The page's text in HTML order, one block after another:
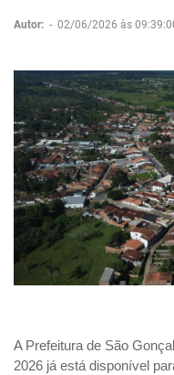
Autor: - 02/06/2026 às
A Prefeitura de São
2026 já está disponível